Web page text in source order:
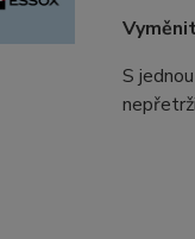
S